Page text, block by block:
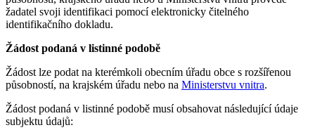
žadatel svoji identifikaci pomocí elektronicky čitelného
identifikačního dokladu.
Žádost podaná v listinné podobě
Žádost lze podat na kterémkoli obecním úřadu obce s rozšířenou
působností, na krajském úřadu nebo na Ministerstvu vnitra.
Žádost podaná v listinné podobě musí obsahovat následující údaje
subjektu údajů: